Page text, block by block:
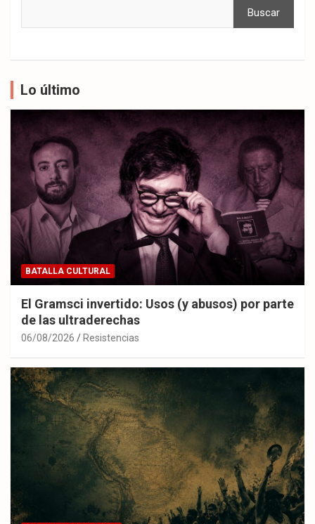
Buscar
Lo último
BATALLA CULTURAL
El Gramsci invertido: Usos (y abusos) por parte
de las ultraderechas
06/08/2026 Resistencias